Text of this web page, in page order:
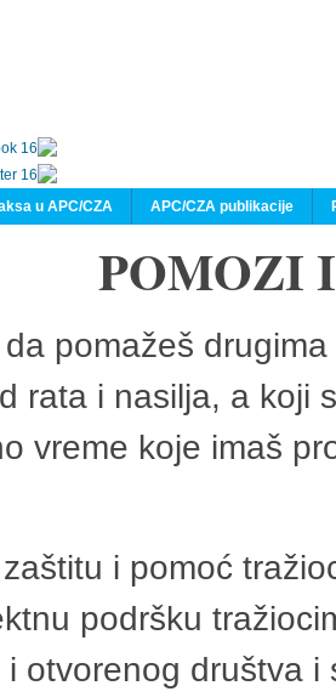
APC/CZA publikacije
u APC/CZA
POMOZI
pomažeš
rata i nasilja, a koji
vreme koje imaš
i pomoć
podršku
otvorenog društva